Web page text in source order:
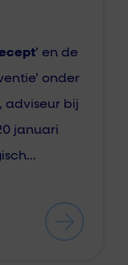
’ en de
onder
adviseur bij
januari